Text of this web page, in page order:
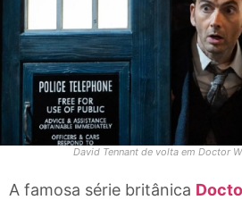
David Tennant de volta em Doctor
A famosa série britânica